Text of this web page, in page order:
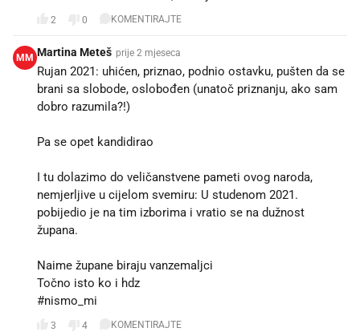
2 0 KOMENTIRAJTE
MM Martina Meteš prije 2 mjeseca
Rujan 2021: uhićen, priznao, podnio ostavku, pušten da se
brani sa slobode, oslobođen (unatoč priznanju, ako sam
dobro razumila?!)
Pa se opet kandidirao
I tu dolazimo do veličanstvene pameti ovog naroda,
nemjerljive u cijelom svemiru: U studenom 2021.
pobijedio je na tim izborima i vratio se na dužnost
župana.
Naime župane biraju vanzemaljci
Točno isto ko i hdz
#nismo_mi
3 4 KOMENTIRAJTE